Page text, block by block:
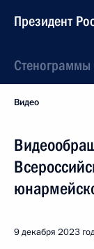
Президент
Стенограммы
Видео
9 декабря 2023